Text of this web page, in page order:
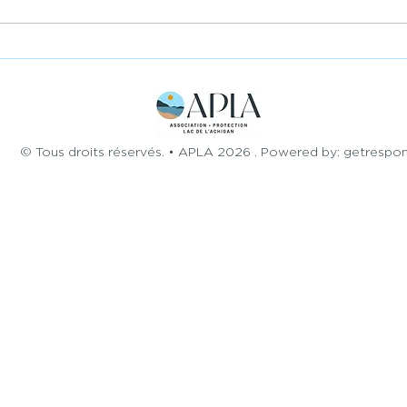
© Tous droits réservés. • APLA 2026 . Powered by: